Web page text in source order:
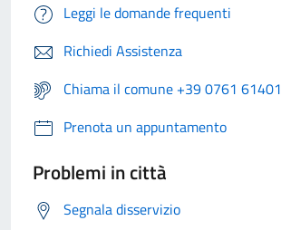
Leggi le domande frequenti
Richiedi Assistenza
Chiama il comune +39 0761 61401
Prenota un appuntamento
Problemi in città
Segnala disservizio